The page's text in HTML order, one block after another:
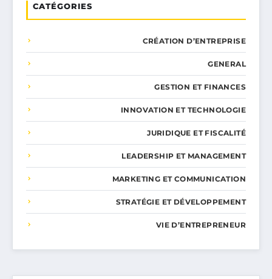
CATÉGORIES
CRÉATION D’ENTREPRISE
GENERAL
GESTION ET FINANCES
INNOVATION ET TECHNOLOGIE
JURIDIQUE ET FISCALITÉ
LEADERSHIP ET MANAGEMENT
MARKETING ET COMMUNICATION
STRATÉGIE ET DÉVELOPPEMENT
VIE D’ENTREPRENEUR